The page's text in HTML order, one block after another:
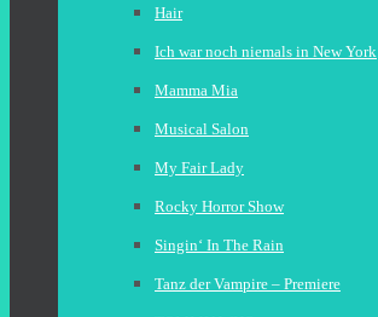
Hair
Ich war noch niemals in New York
Mamma Mia
Musical Salon
My Fair Lady
Rocky Horror Show
Singin‘ In The Rain
Tanz der Vampire – Premiere